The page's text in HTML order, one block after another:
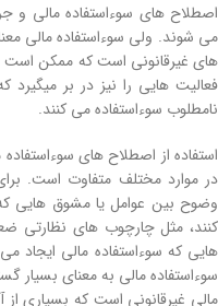
اصطلاح ­های سوءاستفاده مالی و
های غیرقانونی است که ممکن است
فعالیت هایی را نیز در بر می­گیرد
نامطلوب سوءاستفاده می­ کنند.
استفاده از اصطلاح ­های
هایی که سوءاستفاده مالی ایجاد
سوءاستفاده مالی به معنای
مالی غیرقانونی است که بسیاری